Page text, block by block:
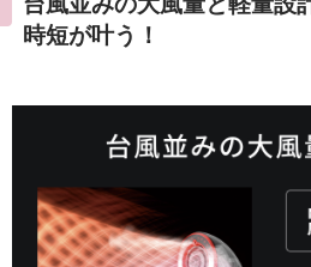
時短が叶う！